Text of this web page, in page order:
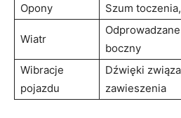
Opony
Szum
Wiatr
boczny
Wibracje
pojazdu
Dźwięki
zawieszenia